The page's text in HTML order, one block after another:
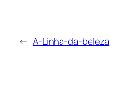
← A-Linha-da-beleza